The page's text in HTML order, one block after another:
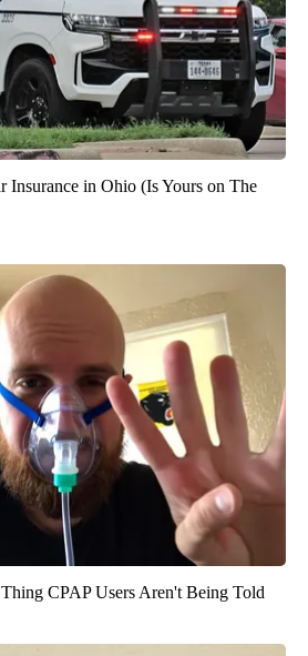
Insurance in Ohio (Is Yours on The
CPAP Users Aren't Being Told